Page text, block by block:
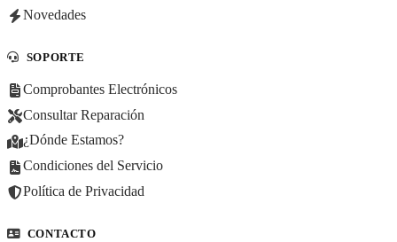
Novedades
SOPORTE
Comprobantes Electrónicos
Consultar Reparación
¿Dónde Estamos?
Condiciones del Servicio
Política de Privacidad
CONTACTO